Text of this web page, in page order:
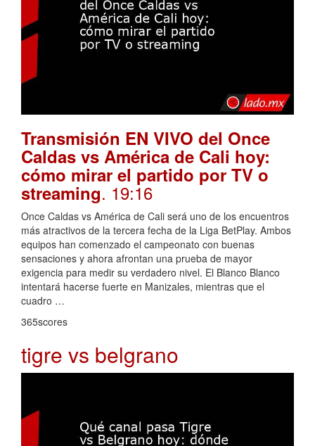
Transmisión EN VIVO del Once
Caldas vs América de Cali hoy:
cómo mirar el partido por TV o
streaming. 19:16
Once Caldas vs América de Cali será uno de los encuentros
más atractivos de la tercera fecha de la Liga BetPlay. Ambos
equipos han comenzado el campeonato con buenas
sensaciones y ahora afrontan una prueba de mayor
exigencia para medir su verdadero nivel. El Blanco Blanco
intentará hacerse fuerte en Manizales, mientras que el
cuadro …
365scores
tigre vs belgrano